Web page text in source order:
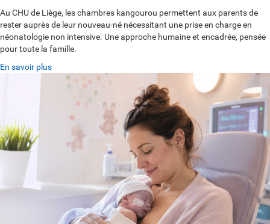
Au CHU de Liège, les chambres kangourou permettent aux parents de
rester auprès de leur nouveau-né nécessitant une prise en charge en
néonatologie non intensive. Une approche humaine et encadrée, pensée
pour toute la famille.
En savoir plus